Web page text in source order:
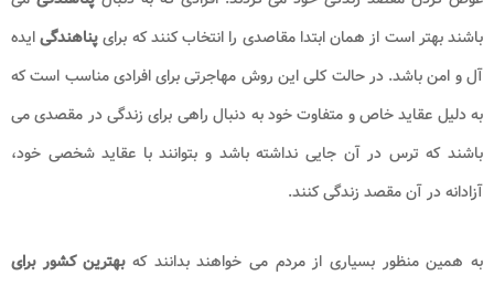
باشند بهتر است از همان ابتدا مقاصدی را انتخاب کنند که برایپناهندگیایده
آل و امن باشد. در حالت کلی این روش مهاجرتی برای افرادی مناسب است که
به دلیل عقاید خاص و متفاوت خود به دنبال راهی برای زندگی در مقصدی می
باشند که ترس در آن جایی نداشته باشد و بتوانند با عقاید شخصی خود،
آزادانه در آن مقصد زندگی کنند.
به همین منظور بسیاری از مردم می خواهند بدانند کهبهترین کشور برای